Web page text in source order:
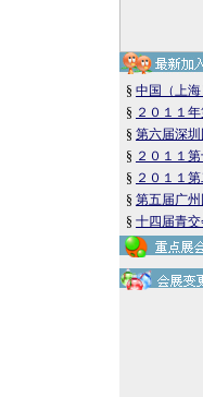
§ 中国（上
§ ２０１１
§ 第六届深
§ ２０１１
§ ２０１１
§ 第五届广
§ 十四届青